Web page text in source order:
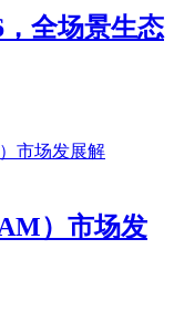
全场景生态
）市场发